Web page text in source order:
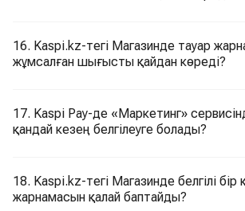
16. Kaspi.kz-тегі Магазинде тауар
жұмсалған шығысты қайдан көреді?
17. Kaspi Pay-де «Маркетинг»
қандай кезең белгілеуге болады?
18. Kaspi.kz-тегі Магазинде белгілі бір
жарнамасын қалай баптайды?